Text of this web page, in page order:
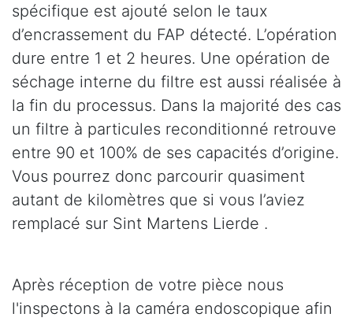
spécifique est ajouté selon le taux
d’encrassement du FAP détecté. L’opération
dure entre 1 et 2 heures. Une opération de
séchage interne du filtre est aussi réalisée à
la fin du processus. Dans la majorité des cas
un filtre à particules reconditionné retrouve
entre 90 et 100% de ses capacités d’origine.
Vous pourrez donc parcourir quasiment
autant de kilomètres que si vous l’aviez
remplacé sur Sint Martens Lierde .
Après réception de votre pièce nous
l'inspectons à la caméra endoscopique afin